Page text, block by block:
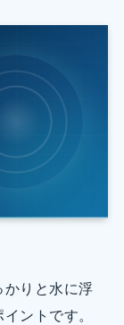
かりと水に浮
ントです。